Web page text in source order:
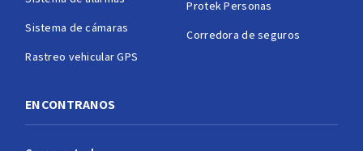
Sistema de cámaras
Rastreo vehicular GPS
Protek Personas
Corredora de seguros
ENCONTRANOS